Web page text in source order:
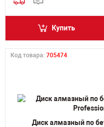
Купить
Код товара: 705474
Диск алмазный по